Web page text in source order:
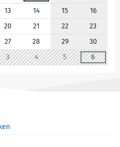
13 14 15
16
20 21 22
23
27 28 29
30
3 4 5 6